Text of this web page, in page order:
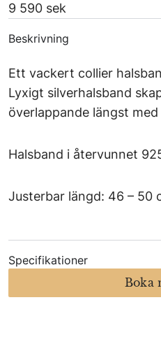
9 590 sek
Beskrivning
Ett vackert collier
Lyxigt silverhalsband
överlappande längst med
Halsband i återvunnet
Justerbar längd: 46 – 50
Specifikationer
Boka